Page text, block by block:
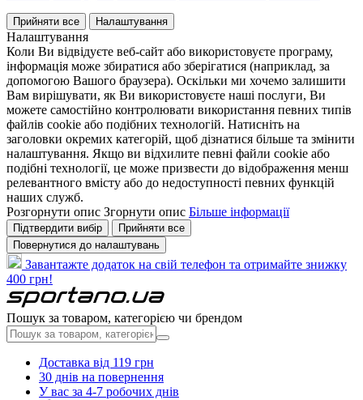
Прийняти все Налаштування
Налаштування
Коли Ви відвідуєте веб-сайт або використовуєте програму,
інформація може збиратися або зберігатися (наприклад, за
допомогою Вашого браузера). Оскільки ми хочемо залишити
Вам вирішувати, як Ви використовуєте наші послуги, Ви
можете самостійно контролювати використання певних типів
файлів cookie або подібних технологій. Натисніть на
заголовки окремих категорій, щоб дізнатися більше та змінити
налаштування. Якщо ви відхилите певні файли cookie або
подібні технології, це може призвести до відображення менш
релевантного вмісту або до недоступності певних функцій
наших служб.
Розгорнути опис Згорнути опис Більше інформації
Підтвердити вибір
Прийняти все
Повернутися до налаштувань
Завантажте додаток на свій телефон та отримайте знижку
400 грн!
Пошук за товаром, категорією чи брендом
Доставка від 119 грн
30 днів на повернення
У вас за 4-7 робочих днів